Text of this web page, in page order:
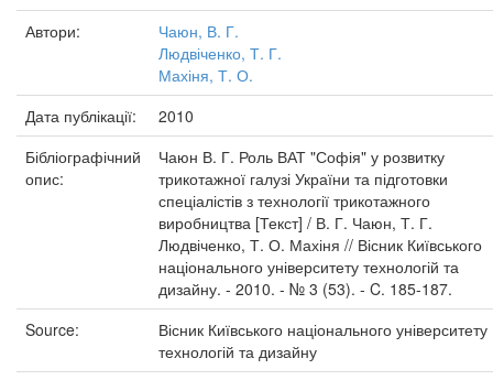
Автори:
Чаюн, В. Г.
Людвіченко, Т. Г.
Махіня, Т. О.
Дата публікації:
2010
Бібліографічний
опис:
Чаюн В. Г. Роль ВАТ "Софія" у розвитку
трикотажної галузі України та підготовки
спеціалістів з технології трикотажного
виробництва [Текст] / В. Г. Чаюн, Т. Г.
Людвіченко, Т. О. Махіня // Вісник Київського
національного університету технологій та
дизайну. - 2010. - № 3 (53). - C. 185-187.
Source:
Вісник Київського національного університету
технологій та дизайну